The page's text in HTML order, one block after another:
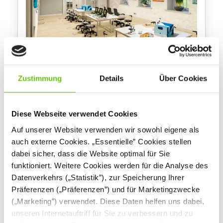
Zustimmung Details Über Cookies
Diese Webseite verwendet Cookies
Auf unserer Website verwenden wir sowohl eigene als
auch externe Cookies. „Essentielle” Cookies stellen
dabei sicher, dass die Website optimal für Sie
funktioniert. Weitere Cookies werden für die Analyse des
Datenverkehrs („Statistik”), zur Speicherung Ihrer
Präferenzen („Präferenzen”) und für Marketingzwecke
(„Marketing”) verwendet. Diese Daten helfen uns dabei,
unseren Internetauftriff für Sie zu verbessern und zu
Grande - Fachraum Naturwissenschaften -
Produktnummer: WIZ-SZK-GR-0003